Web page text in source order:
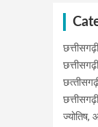
ज्योतिष,